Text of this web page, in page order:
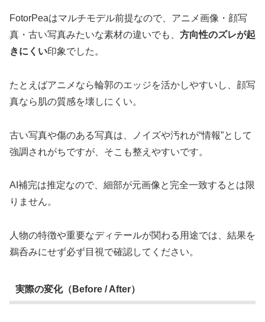
FotorPeaはマルチモデル前提なので、アニメ画像・顔写
真・古い写真みたいな素材の違いでも、 方向性のズレが起
きにくい印象でした。
たとえばアニメなら輪郭のエッジを活かしやすいし、顔写
真なら肌の質感を壊しにくい。
古い写真や傷のある写真は、ノイズや汚れが“情報”として
強調されがちですが、そこも整えやすいです。
AI補完は推定なので、細部が元画像と完全一致するとは限
りません。
人物の特徴や重要なディテールが関わる用途では、結果を
鵜呑みにせず必ず目視で確認してください。
実際の変化（Before / After）